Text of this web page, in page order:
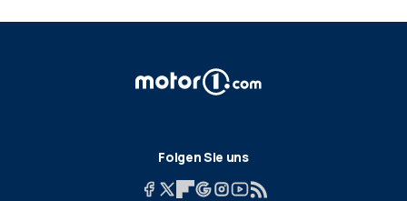
Folgen Sie uns